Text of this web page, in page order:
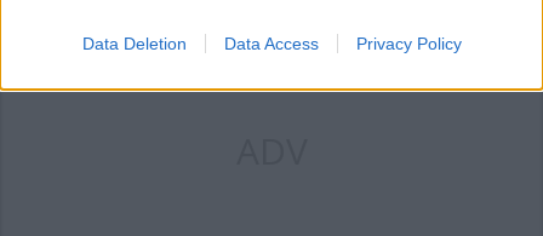
Data Deletion Data Access Privacy Policy